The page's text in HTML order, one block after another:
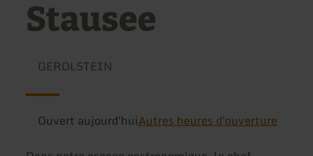
Stausee
GEROLSTEIN
Ouvert aujourd'huiAutres heures d'ouverture